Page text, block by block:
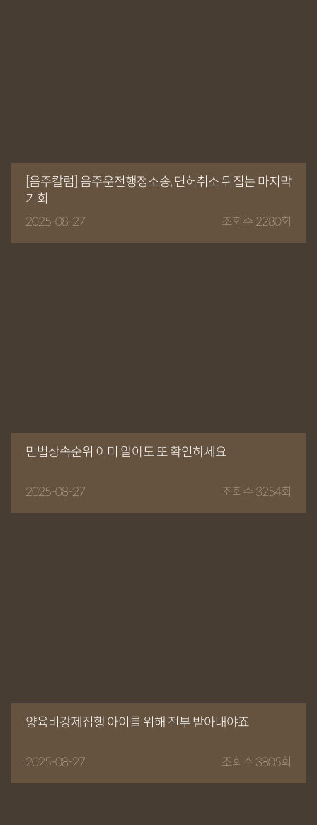
[음주칼럼] 음주운전행정소송, 면허취소 뒤집는 마지막
기회
2025-08-27 조회수 2280회
민법상속순위 이미 알아도 또 확인하세요
2025-08-27 조회수 3254회
양육비강제집행 아이를 위해 전부 받아내야죠
2025-08-27 조회수 3805회